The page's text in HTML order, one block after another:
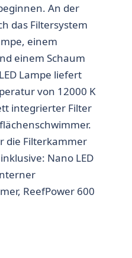
An der
das Filtersystem
einem
einem Schaum
Lampe liefert
von 12000 K
integrierter Filter
die Filterkammer
Nano LED
ReefPower 600